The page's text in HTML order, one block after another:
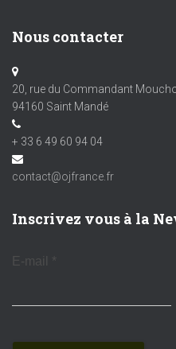
Nous contacter
20, rue du Commandant
94160 Saint Mandé
+ 33 6 49 60 94 04
contact@ojfrance.fr
Inscrivez vous à la
E-mail *